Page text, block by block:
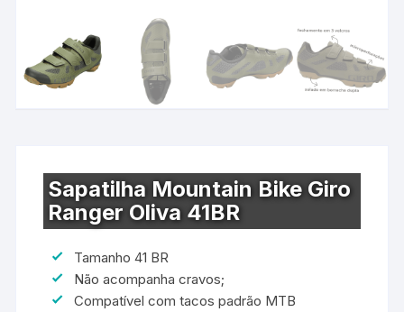
Sapatilha Mountain Bike Giro
Ranger Oliva 41BR
Tamanho 41 BR
Não acompanha cravos;
Compatível com tacos padrão MTB